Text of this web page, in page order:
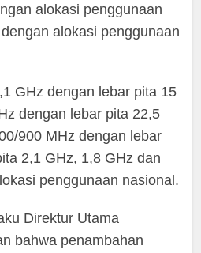
alokasi penggunaan
alokasi penggunaan
GHz dengan lebar pita 15
dengan lebar pita 22,5
900 MHz dengan lebar
2,1 GHz, 1,8 GHz dan
penggunaan nasional.
Direktur Utama
bahwa penambahan